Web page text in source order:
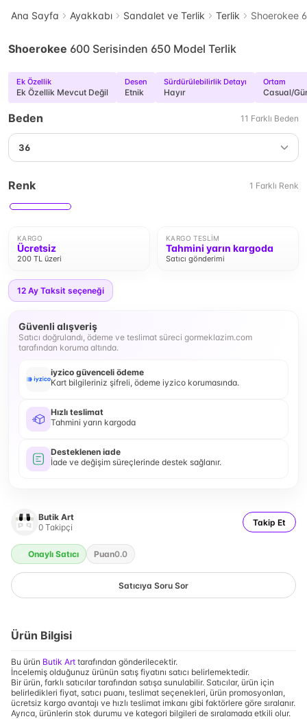
Ana Sayfa Ayakkabı Sandalet ve Terlik Terlik Shoerokee
Shoerokee 600 Serisinden 650 Model Terlik
Ek Özellik
Ek Özellik Mevcut Değil
Desen
Etnik
Sürdürülebilirlik Detayı
Hayır
Ortam
Casual/
Beden 11 Farklı Beden
36
Renk 1 Farklı Renk
KARGO
Ücretsiz
200 TL üzeri
KARGO TESLIM
Tahmini yarın kargoda
Satıcı gönderimi
12 Ay Taksit seçeneği
Güvenli alışveriş
Satıcı doğrulandı, ödeme ve teslimat süreci gormeklazim.com
tarafından koruma altında.
iyzico güvenceli ödeme
Kart bilgileriniz şifreli, ödeme iyzico korumasında.
Hızlı teslimat
Tahmini yarın kargoda
Desteklenen iade
İade ve değişim süreçlerinde destek sağlanır.
Butik Art
0 Takipçi Takip Et
Onaylı Satıcı Puan0.0
Satıcıya Soru Sor
Ürün Bilgisi
Bu ürün Butik Art tarafından gönderilecektir.
İncelemiş olduğunuz ürünün satış fiyatını satıcı belirlemektedir.
Bir ürün, farklı satıcılar tarafından satışa sunulabilir. Satıcılar, ürün için
belirledikleri fiyat, satıcı puanı, teslimat seçenekleri, ürün promosyonları,
ücretsiz kargo avantajı ve hızlı teslimat imkanı gibi faktörlere göre sıralanır.
Ayrıca, ürünlerin stok durumu ve kategori bilgileri de sıralamada etkili olur.